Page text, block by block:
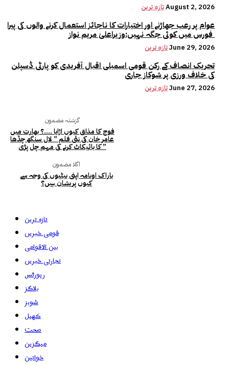
تازہ ترینAugust 2, 2026
عوام پر رعب جھاڑنے اور اختیارات کا ناجائز استعمال کرنے والوں کی پیرا
تازہ ترینJune 29, 2026
تحریک انصاف کے رکن قومی اسمبلی اقبال آفریدی کو پارٹی ڈسپلن
کی خلاف ورزی پر شوکاز جاری
تازہ ترینJune 27, 2026
گزشتہ مضمون
فوج کا مذاق کیوں اڑایا ….؟ بھارت میں
عامر خان کی نئی فلم ” لال سنگھ چڈھا
” کا بائیکاٹ کرنے کی مہم چل پڑی
اگلا مضمون
باراک اوبامہ اپنی بیٹیوں کی وجہ سے
کیوں پریشان ہیں؟
تازہ ترین
قومی خبریں
بین الاقوامی
تجارتی خبریں
رپورٹس
بلاگز
شوبز
کھیل
صحت
میگزین
خواتین